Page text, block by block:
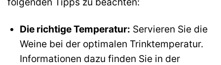
Die richtige Temperatur: Servieren Sie die
Weine bei der optimalen Trinktemperatur.
Informationen dazu finden Sie in der